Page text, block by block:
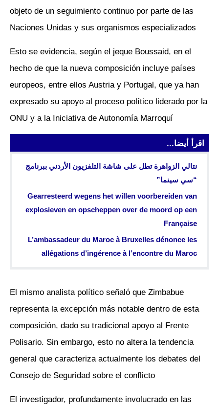
objeto de un seguimiento continuo por parte de las
Naciones Unidas y sus organismos especializados
Esto se evidencia, según el jeque Boussaid, en el
hecho de que la nueva composición incluye países
europeos, entre ellos Austria y Portugal, que ya han
expresado su apoyo al proceso político liderado por la
ONU y a la Iniciativa de Autonomía Marroquí
اقرأ أيضا...
نتالي الزواهرة تطل على شاشة التلفزيون الأردني ببرنامج
“سي سينما”
Gearresteerd wegens het willen voorbereiden van
explosieven en opscheppen over de moord op een
Française
L’ambassadeur du Maroc à Bruxelles dénonce les
allégations d’ingérence à l’encontre du Maroc
El mismo analista político señaló que Zimbabue
representa la excepción más notable dentro de esta
composición, dado su tradicional apoyo al Frente
Polisario. Sin embargo, esto no altera la tendencia
general que caracteriza actualmente los debates del
Consejo de Seguridad sobre el conflicto
El investigador, profundamente involucrado en las